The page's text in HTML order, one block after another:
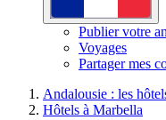
Publier votre
Voyages
Partager mes
Andalousie : les
Hôtels à Marbella